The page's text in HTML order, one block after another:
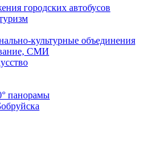
городских автобусов
культурные объединения
СМИ
панорамы